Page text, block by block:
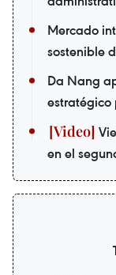
Mercado
sostenible
Da Nang
estratégico
en el